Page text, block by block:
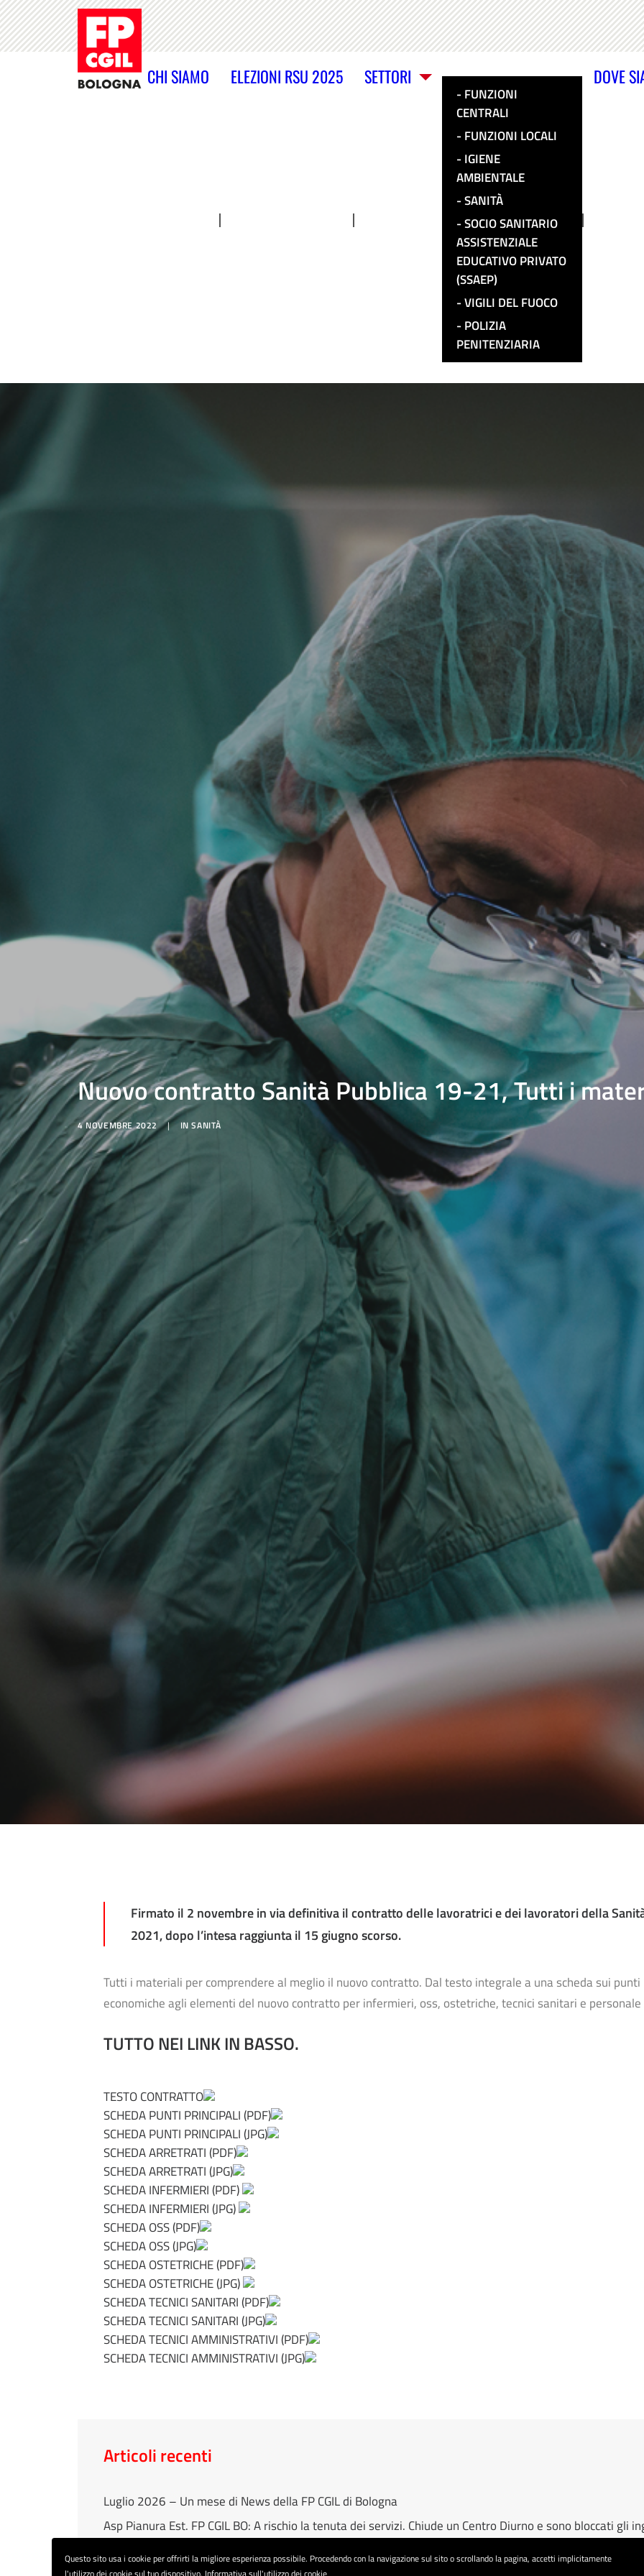
CHI SIAMO ELEZIONI RSU 2025 SETTORI
FUNZIONI
CENTRALI
FUNZIONI LOCALI
IGIENE
AMBIENTALE
SANITÀ
SOCIO SANITARIO
ASSISTENZIALE
EDUCATIVO PRIVATO
(SSAEP)
VIGILI DEL FUOCO
POLIZIA
PENITENZIARIA
DOVE
Nuovo contratto Sanità Pubblica 19-21, Tutti i
4 NOVEMBRE 2022 | INSANITÀ
Firmato il 2 novembre in via definitiva il contratto delle lavoratrici e dei lavoratori della
2021, dopo l’intesaraggiunta il 15 giugno scorso.
Tutti i materiali per comprendere al meglio il nuovo contratto. Dal testo integrale a una scheda sui
economiche agli elementi del nuovo contratto per infermieri, oss, ostetriche, tecnici sanitari e
TUTTO NEI LINK IN BASSO.
TESTO CONTRATTO
SCHEDA PUNTI PRINCIPALI (PDF)
SCHEDA PUNTI PRINCIPALI (JPG)
SCHEDA ARRETRATI (PDF)
SCHEDA ARRETRATI (JPG)
SCHEDA INFERMIERI (PDF)
SCHEDA INFERMIERI (JPG)
SCHEDA OSS (PDF)
SCHEDA OSS (JPG)
SCHEDA OSTETRICHE (PDF)
SCHEDA OSTETRICHE (JPG)
SCHEDA TECNICI SANITARI (PDF)
SCHEDA TECNICI SANITARI (JPG)
SCHEDA TECNICI AMMINISTRATIVI (PDF)
SCHEDA TECNICI AMMINISTRATIVI (JPG)
Articoli recenti
Luglio 2026 – Un mese di News della FP CGIL di Bologna
Asp Pianura Est. FP CGIL BO: A rischio la tenuta dei servizi. Chiude un Centro Diurno e sono bloccati gli
Questo sito usa i cookie per offrirti la migliore esperienza possibile. Procedendo con la navigazione sul sito o scrollando la pagina, accetti implicitamente